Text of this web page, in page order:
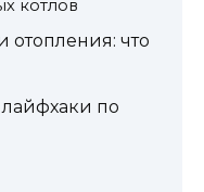
котлов
отопления: что
по